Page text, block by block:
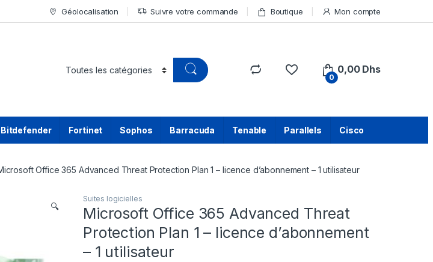
Géolocalisation Suivre votre commande Boutique Mon compte
0
0,00 Dhs
Bitdefender Fortinet Sophos Barracuda Tenable Parallels Cisco
Office 365 Advanced Threat Protection Plan 1 – licence d’abonnement – 1 utilisateur
🔍
Suites logicielles
Microsoft Office 365 Advanced Threat
Protection Plan 1 – licence d’abonnement
– 1 utilisateur